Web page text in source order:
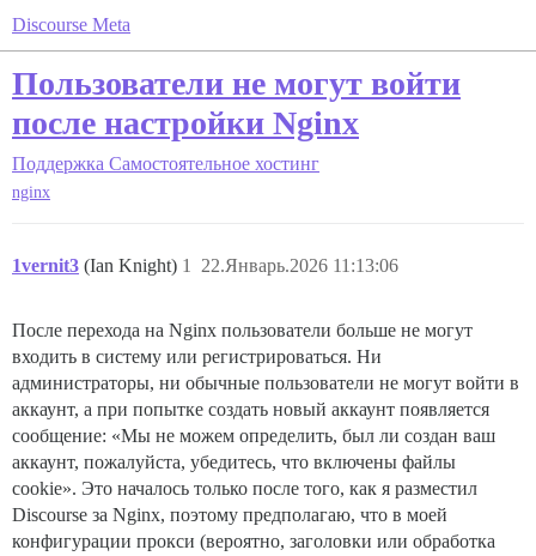
Discourse Meta
Пользователи не могут войти
после настройки Nginx
Поддержка Самостоятельное хостинг
nginx
1vernit3 (Ian Knight) 22.Январь.2026 11:13:06
1
После перехода на Nginx пользователи больше не могут
входить в систему или регистрироваться. Ни
администраторы, ни обычные пользователи не могут войти в
аккаунт, а при попытке создать новый аккаунт появляется
сообщение: «Мы не можем определить, был ли создан ваш
аккаунт, пожалуйста, убедитесь, что включены файлы
cookie». Это началось только после того, как я разместил
Discourse за Nginx, поэтому предполагаю, что в моей
конфигурации прокси (вероятно, заголовки или обработка